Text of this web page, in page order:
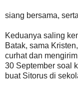
siang bersama,
Keduanya saling
Batak, sama
curhat dan
30 September soal
buat Sitorus di